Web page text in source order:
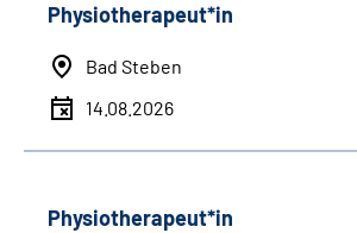
Physiotherapeut*in
Bad Steben
14.08.2026
Physiotherapeut*in